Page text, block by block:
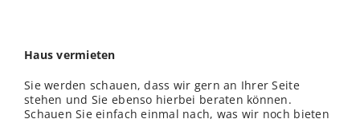
Haus vermieten
Sie werden schauen, dass wir gern an Ihrer Seite
stehen und Sie ebenso hierbei beraten können.
Schauen Sie einfach einmal nach, was wir noch bieten